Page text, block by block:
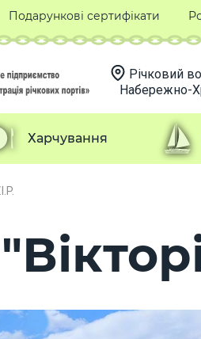
Подарункові сертифікати
Річковий
Набережно-
Харчування